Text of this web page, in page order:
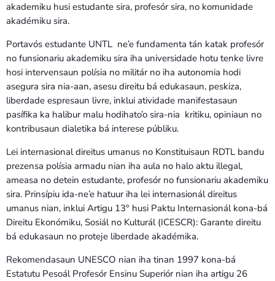
akademiku husi estudante sira, profesór sira, no komunidade
akadémiku sira.
Portavós estudante UNTL ne’e fundamenta tán katak profesór
no funsionariu akademiku sira iha universidade hotu tenke livre
hosi intervensaun polísia no militár no iha autonomia hodi
asegura sira nia-aan, asesu direitu bá edukasaun, peskiza,
liberdade espresaun livre, inklui atividade manifestasaun
pasífika ka halibur malu hodihato’o sira-nia kritiku, opiniaun no
kontribusaun dialetika bá interese públiku.
Lei internasional direitus umanus no Konstituisaun RDTL bandu
prezensa polísia armadu nian iha aula no halo aktu illegal,
ameasa no detein estudante, profesór no funsionariu akademiku
sira. Prinsípiu ida-ne’e hatuur iha lei internasionál direitus
umanus nian, inklui Artigu 13° husi Paktu Internasionál kona-bá
Direitu Ekonómiku, Sosiál no Kulturál (ICESCR): Garante direitu
bá edukasaun no proteje liberdade akadémika.
Rekomendasaun UNESCO nian iha tinan 1997 kona-bá
Estatutu Pesoál Profesór Ensinu Superiór nian iha artigu 26